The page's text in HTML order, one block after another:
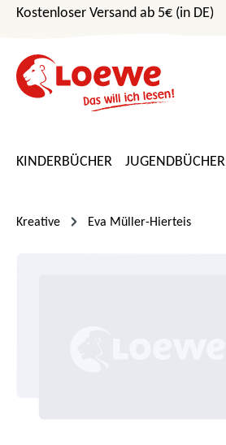
Hauptinhalt springen
Zur Suche springen
Zur Hauptnavigation springen
Kostenloser Versand ab 5€ (in DE)
KINDERBÜCHER JUGENDBÜCHER
Kreative Eva Müller-Hierteis